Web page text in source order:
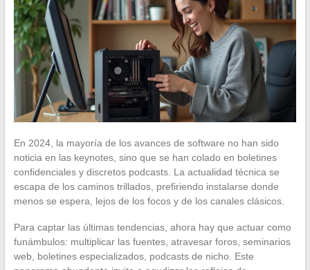
En 2024, la mayoría de los avances de software no han sido
noticia en las keynotes, sino que se han colado en boletines
confidenciales y discretos podcasts. La actualidad técnica se
escapa de los caminos trillados, prefiriendo instalarse donde
menos se espera, lejos de los focos y de los canales clásicos.
Para captar las últimas tendencias, ahora hay que actuar como
funámbulos: multiplicar las fuentes, atravesar foros, seminarios
web, boletines especializados, podcasts de nicho. Este